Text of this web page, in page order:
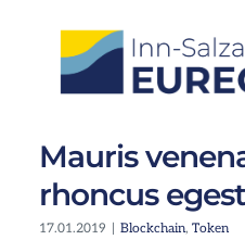
springen
Mauris
rhoncus
17.01.2019 | Blockchain, Token